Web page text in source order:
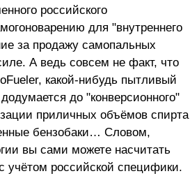
российского
для "внутреннего
за продажу самопальных
А ведь совсем не факт, что
какой-нибудь пытливый
до "конверсионного"
приличных объёмов спирта
бензобаки… Словом,
вы сами можете насчитать
учётом российской специфики.